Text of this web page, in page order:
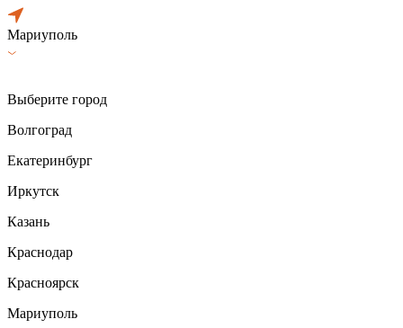
Мариуполь
Выберите город
Волгоград
Екатеринбург
Иркутск
Казань
Краснодар
Красноярск
Мариуполь